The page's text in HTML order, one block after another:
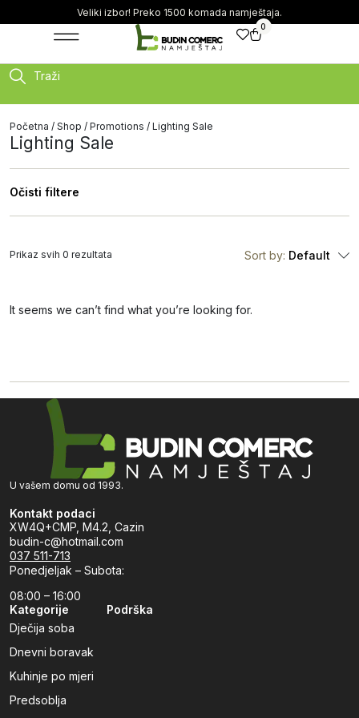
Veliki izbor! Preko 1500 komada namještaja.
0
Traži
Početna / Shop / Promotions / Lighting Sale
Lighting Sale
Očisti filtere
Sort by: Default
It seems we can’t find what you’re looking for.
Prikaz svih 0 rezultata
U vašem domu od 1993.
Kontakt podaci
XW4Q+CMP, M4.2, Cazin
budin-c@hotmail.com
037 511-713
Ponedjeljak – Subota:
08:00 – 16:00
Kategorije
Dječija soba
Dnevni boravak
Kuhinje po mjeri
Predsoblja
Podrška